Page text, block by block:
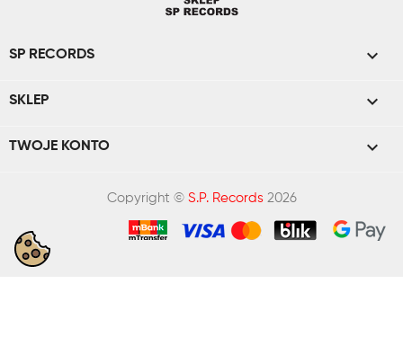
SP RECORDS 
SKLEP 
TWOJE KONTO 
Copyright © S.P. Records2026